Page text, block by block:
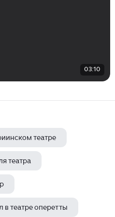
03:10
театре
театра
театре оперетты